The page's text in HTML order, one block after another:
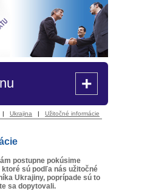
+
| Ukrajina | Užitočné informácie
postupne pokúsime
sú podľa nás užitočné
Ukrajiny, poprípade sú to
sa dopytovali.